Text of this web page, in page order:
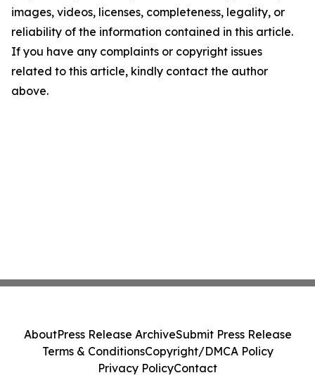
images, videos, licenses, completeness, legality, or
reliability of the information contained in this article.
If you have any complaints or copyright issues
related to this article, kindly contact the author
above.
AboutPress Release ArchiveSubmit Press Release
Terms & ConditionsCopyright/DMCA Policy
Privacy PolicyContact